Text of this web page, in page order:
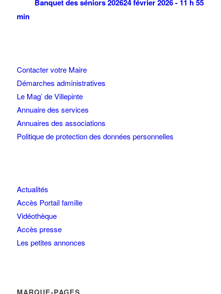
Banquet des séniors 202624 février 2026 - 11 h 55
min
Contacter votre Maire
Démarches administratives
Le Mag’ de Villepinte
Annuaire des services
Annuaires des associations
Politique de protection des données personnelles
Actualités
Accès Portail famille
Vidéothèque
Accès presse
Les petites annonces